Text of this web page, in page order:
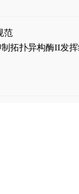
剂，对应的IC50
范
拓扑异构酶II发